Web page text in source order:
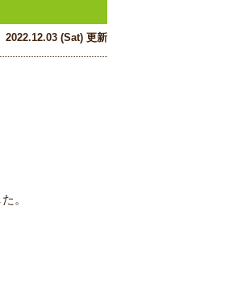
2022.12.03 (Sat) 更新
。